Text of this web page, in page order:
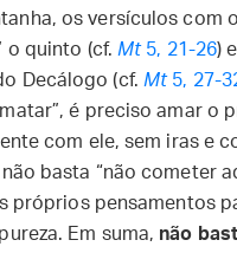
os versículos com
o quinto (cf. Mt5, 21-26)
Decálogo (cf. Mt5, 27-
é preciso amar o
com ele, sem iras e
basta “não cometer
próprios pensamentos
Em suma, não